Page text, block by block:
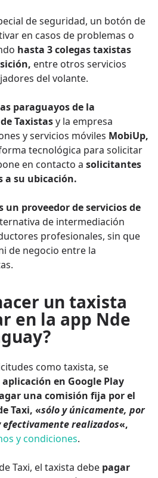
de seguridad, un botón de
en casos de problemas o
hasta 3 colegas taxistas
entre otros servicios
del volante.
paraguayos de la
Taxistasy la empresa
y servicios móviles MobiUp,
tecnológica para solicitar
en contacto a solicitantes
a su ubicación.
un proveedor de servicios de
de intermediación
profesionales, sin que
de negocio entre la
un taxista
en la app Nde
como taxista, se
en Google Play
una comisión fija por el
Taxi, «sólo y únicamente, por
realizados«,
y condiciones.
Taxi, el taxista debe pagar